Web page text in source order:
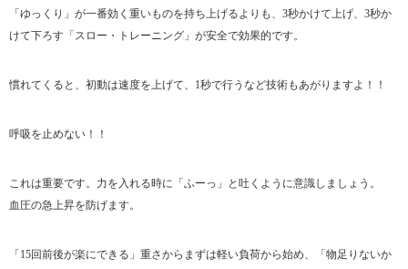
「ゆっくり」が一番効く重いものを持ち上げるよりも、3秒かけて上げ、3秒か
けて下ろす「スロー・トレーニング」が安全で効果的です。
慣れてくると、初動は速度を上げて、1秒で行うなど技術もあがりますよ！！
呼吸を止めない！！
これは重要です。力を入れる時に「ふーっ」と吐くように意識しましょう。
血圧の急上昇を防げます。
「15回前後が楽にできる」重さからまずは軽い負荷から始め、「物足りないか